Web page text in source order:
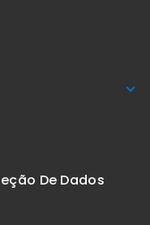
De Dados